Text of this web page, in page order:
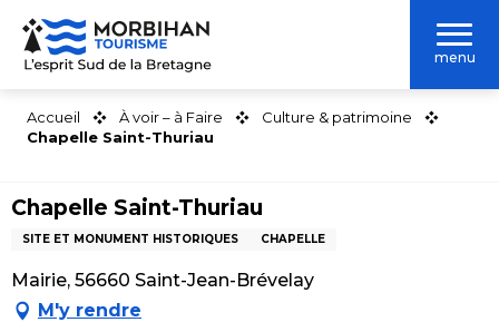
Aller
contenu
menu
Accueil À voir – à Faire
Culture & patrimoine
Chapelle Saint-Thuriau
Chapelle Saint-Thuriau
SITE ET MONUMENT HISTORIQUES CHAPELLE
Mairie, 56660 Saint-Jean-Brévelay
M'y rendre